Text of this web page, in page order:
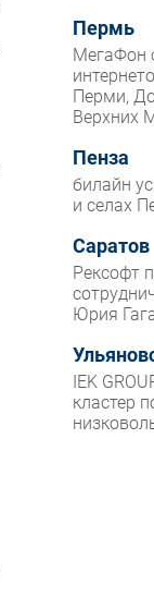
Пермь
МегаФон
Перми,
Верхних
Пенза
билайн
и селах
Саратов
Рексофт
Юрия
IEK
кластер